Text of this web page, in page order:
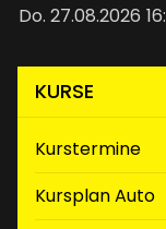
Do. 27.08.2026
KURSE
Kurstermine
Kursplan Auto